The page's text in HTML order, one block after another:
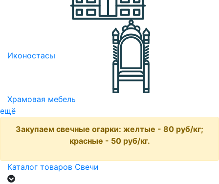
Иконостасы
Храмовая мебель
ещё
Закупаем свечные огарки: желтые - 80 руб/кг;
красные - 50 руб/кг.
Каталог товаров Свечи